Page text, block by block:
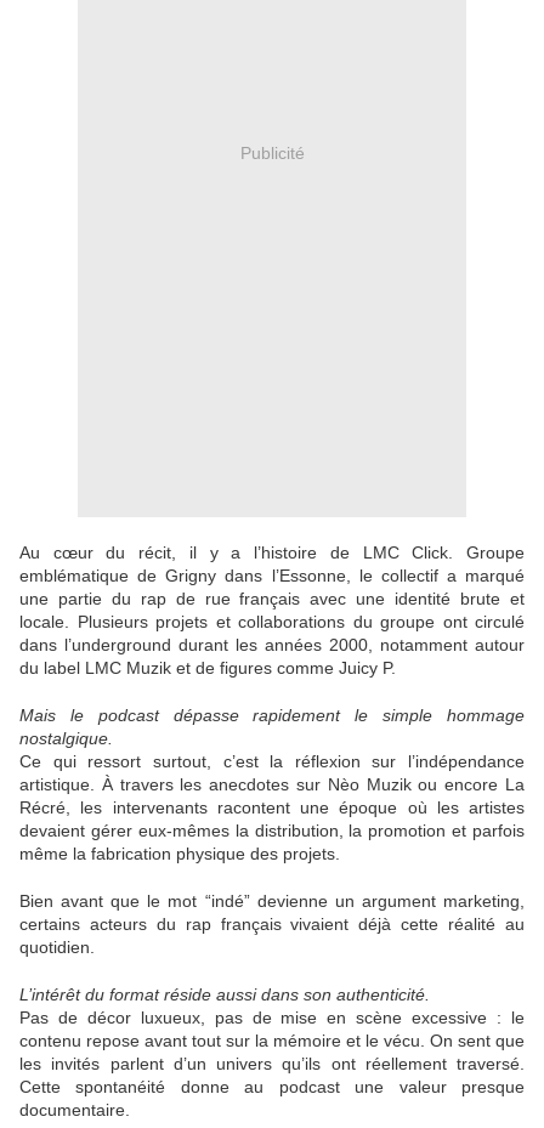
Publicité
Au cœur du récit, il y a l’histoire de LMC Click. Groupe
emblématique de Grigny dans l’Essonne, le collectif a marqué
une partie du rap de rue français avec une identité brute et
locale. Plusieurs projets et collaborations du groupe ont circulé
dans l’underground durant les années 2000, notamment autour
du label LMC Muzik et de figures comme Juicy P.
Mais le podcast dépasse rapidement le simple hommage
nostalgique.
Ce qui ressort surtout, c’est la réflexion sur l’indépendance
artistique. À travers les anecdotes sur Nèo Muzik ou encore La
Récré, les intervenants racontent une époque où les artistes
devaient gérer eux-mêmes la distribution, la promotion et parfois
même la fabrication physique des projets.
Bien avant que le mot “indé” devienne un argument marketing,
certains acteurs du rap français vivaient déjà cette réalité au
quotidien.
L’intérêt du format réside aussi dans son authenticité.
Pas de décor luxueux, pas de mise en scène excessive : le
contenu repose avant tout sur la mémoire et le vécu. On sent que
les invités parlent d’un univers qu’ils ont réellement traversé.
Cette spontanéité donne au podcast une valeur presque
documentaire.